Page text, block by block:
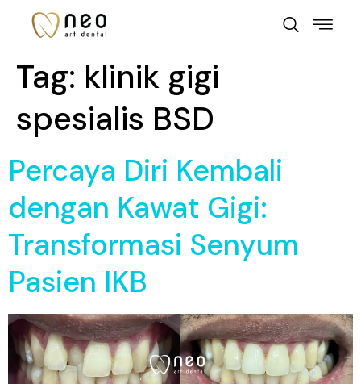
Tag: klinik gigi
spesialis BSD
Percaya Diri Kembali
dengan Kawat Gigi:
Transformasi Senyum
Pasien IKB